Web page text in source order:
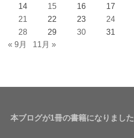
14
15 16 17
21
22 23 24
28
29 30
31
« 9月
11月 »
本ブログが1冊の書籍になりました